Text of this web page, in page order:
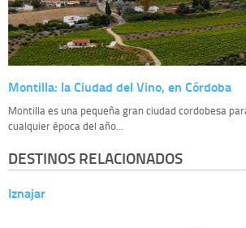
Montilla: la Ciudad del Vino, en Córdoba
Montilla es una pequeña gran ciudad cordobesa
cualquier época del año...
DESTINOS RELACIONADOS
Iznajar